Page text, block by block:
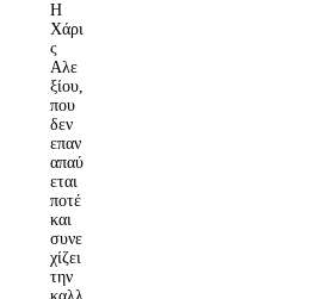
Η
Χάρι
ς
Αλε
ξίου,
που
δεν
επαν
απαύ
εται
ποτέ
και
συνε
χίζει
την